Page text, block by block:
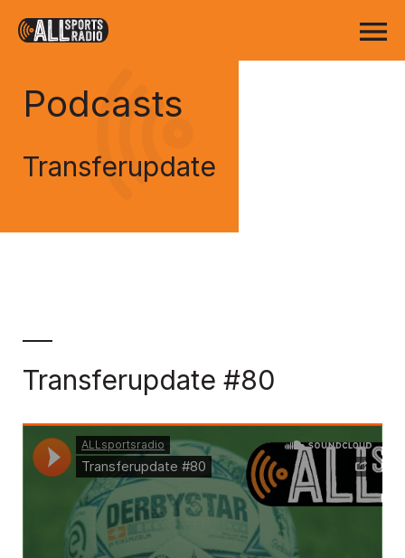
Podcasts
Transferupdate
Transferupdate #80